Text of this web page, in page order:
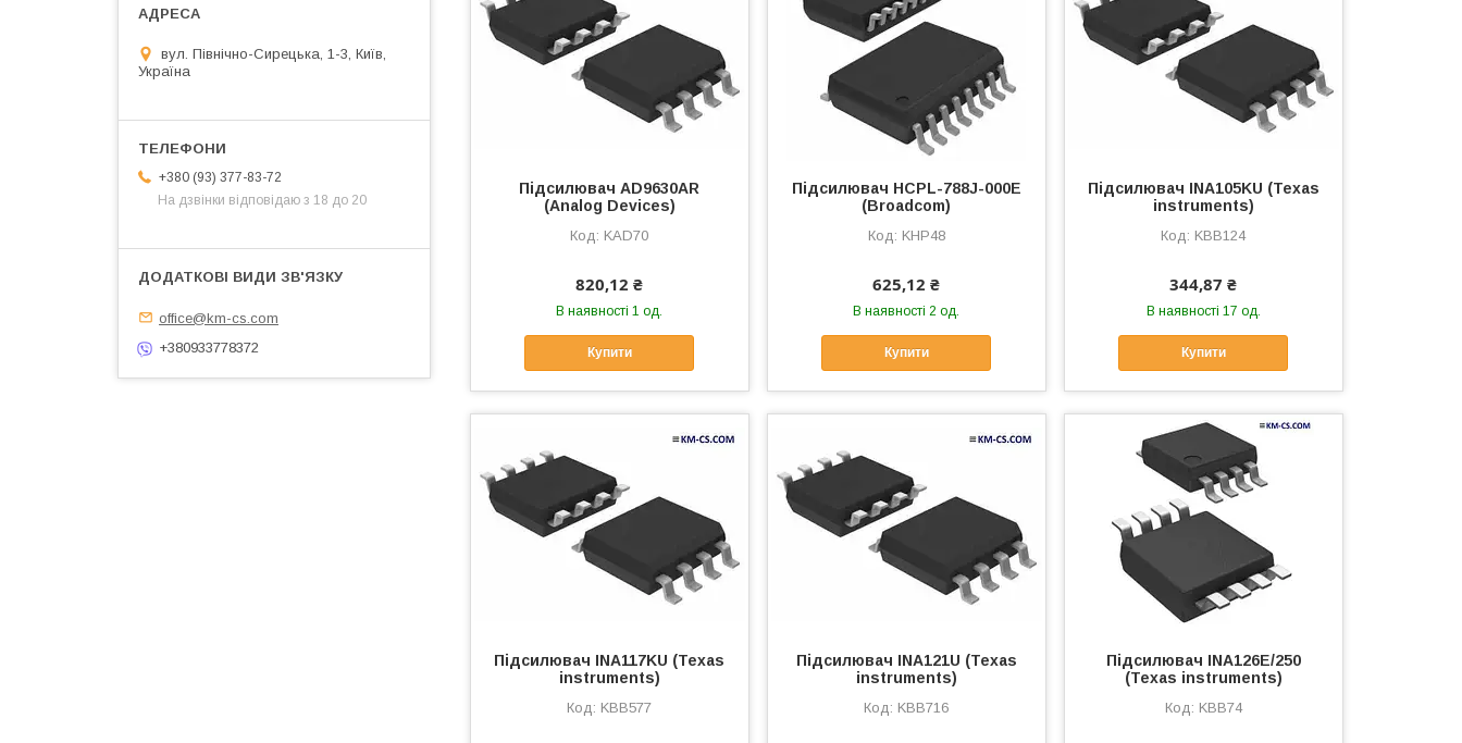
Підсилювач AD9630AR
(Analog Devices)
KAD70
820,12 ₴
В наявності 1 од.
Купити
Підсилювач HCPL-788J-000E
(Broadcom)
KHP48
625,12 ₴
В наявності 2 од.
Купити
Підсилювач INA105KU (Texas
instruments)
KBB124
344,87 ₴
В наявності 17 од.
Купити
Підсилювач INA117KU (Texas
instruments)
KBB577
Підсилювач INA121U (Texas
instruments)
KBB716
Підсилювач INA126E/250
(Texas instruments)
KBB74
вул. Північно-Сирецька, 1-3, Київ,
Україна
+380 (93) 377-83-72
На дзвінки відповідаю з 18 до 20
office@km-cs.com
+380933778372